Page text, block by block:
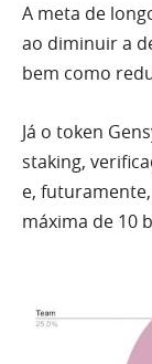
A meta de
ao diminuir a
bem como
Já o token
staking,
e,
máxima de 10